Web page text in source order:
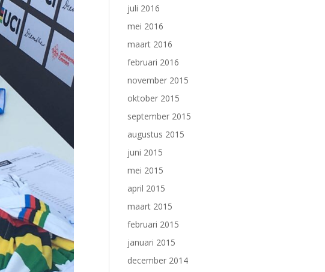
juli 2016
mei 2016
maart 2016
februari 2016
november 2015
oktober 2015
september 2015
augustus 2015
juni 2015
mei 2015
april 2015
maart 2015
februari 2015
januari 2015
december 2014